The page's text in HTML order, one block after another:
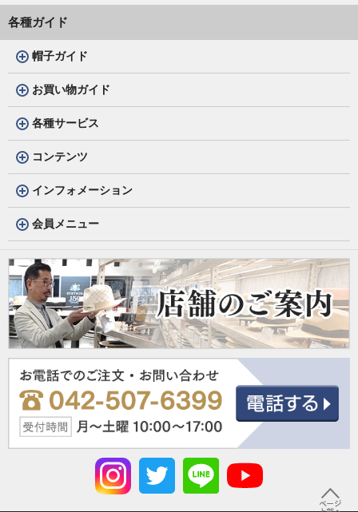
各種ガイド
帽子ガイド
お買い物ガイド
各種サービス
コンテンツ
インフォメーション
会員メニュー